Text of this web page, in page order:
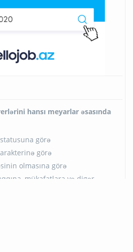
hansı meyarlar əsasında
görə
görə
olmasına görə
mükafatlara və digər